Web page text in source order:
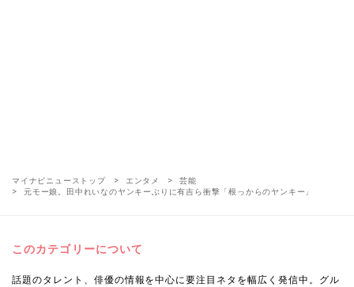
マイナビニューストップ エンタメ
芸能
元モー娘。田中れいなのヤンキーぶりに有吉ら衝撃「根っからのヤンキー」
このカテゴリーについて
話題のタレント、俳優の情報を中心に要注目ネタを幅広く発信中。グル